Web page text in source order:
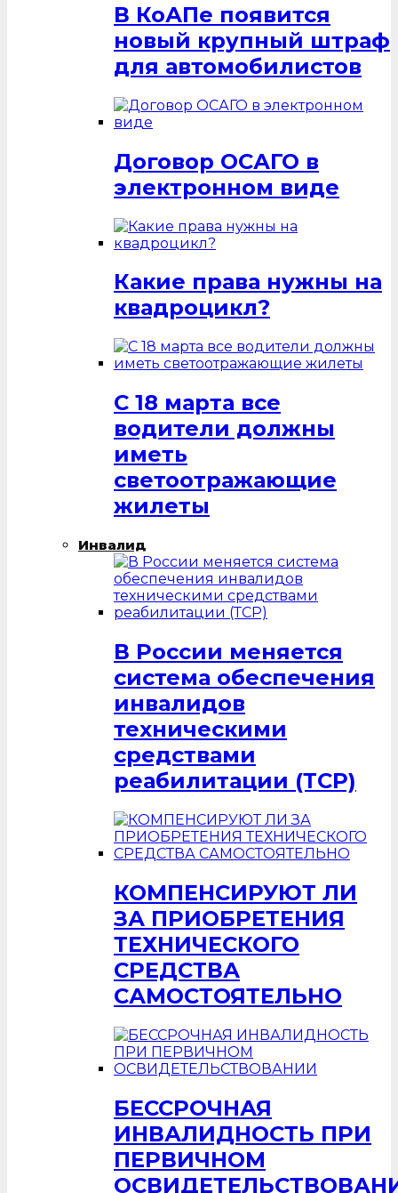
В КоАПе появится
новый крупный штраф
для автомобилистов
Договор ОСАГО в
электронном виде
Какие права нужны на
квадроцикл?
С 18 марта все
водители должны
иметь
светоотражающие
жилеты
Инвалид
В России меняется
система обеспечения
инвалидов
техническими
средствами
реабилитации (ТСР)
КОМПЕНСИРУЮТ ЛИ
ЗА ПРИОБРЕТЕНИЯ
ТЕХНИЧЕСКОГО
СРЕДСТВА
САМОСТОЯТЕЛЬНО
БЕССРОЧНАЯ
ИНВАЛИДНОСТЬ ПРИ
ПЕРВИЧНОМ